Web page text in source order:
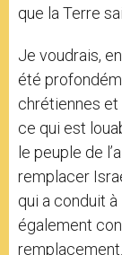
que la Terre
Je voudrais,
été
chrétiennes et
ce qui est
le peuple de
remplacer
qui a conduit
également